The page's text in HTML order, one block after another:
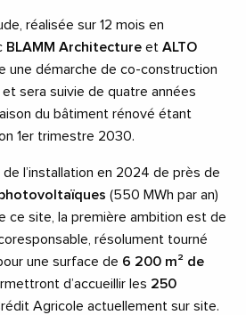
réalisée sur 12 mois en
BLAMM Architecture et ALTO
une démarche de co-construction
sera suivie de quatre années
du bâtiment rénové étant
1er trimestre 2030.
de l’installation en 2024 de près de
(550 MWh par an)
ce site, la première ambition est de
résolument tourné
une surface de 6 200 m² de
d’accueillir les 250
Agricole actuellement sur site.